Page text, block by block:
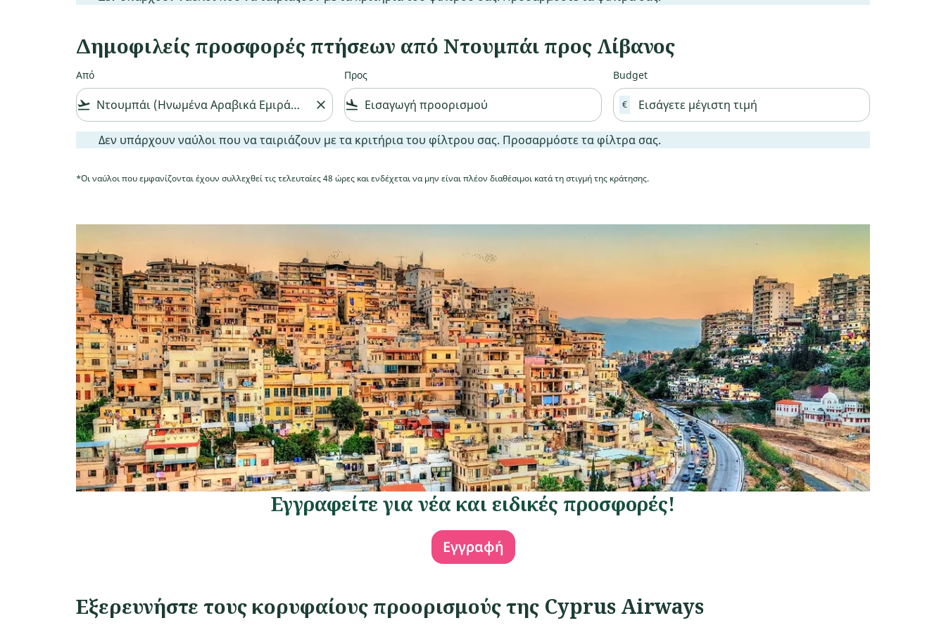
Δημοφιλείς προσφορές πτήσεων από Ντουμπάι προς Λίβανος
Από
flight_takeoff close
Προς
flight_land
Budget
€
Δεν υπάρχουν ναύλοι που να ταιριάζουν με τα κριτήρια του φίλτρου σας. Προσαρμόστε τα φίλτρα σας.
Δεν υπάρχουν ναύλοι που να ταιριάζουν με τα κριτήρια του φίλτρου σας. Προσαρμόστε τα φίλτρα σας.
*Οι ναύλοι που εμφανίζονται έχουν συλλεχθεί τις τελευταίες 48 ώρες και ενδέχεται να μην είναι πλέον διαθέσιμοι κατά τη στιγμή της κράτησης.
Εγγραφείτε για νέα και ειδικές προσφορές!
Εγγραφή
Εξερευνήστε τους κορυφαίους προορισμούς της Cyprus Airways